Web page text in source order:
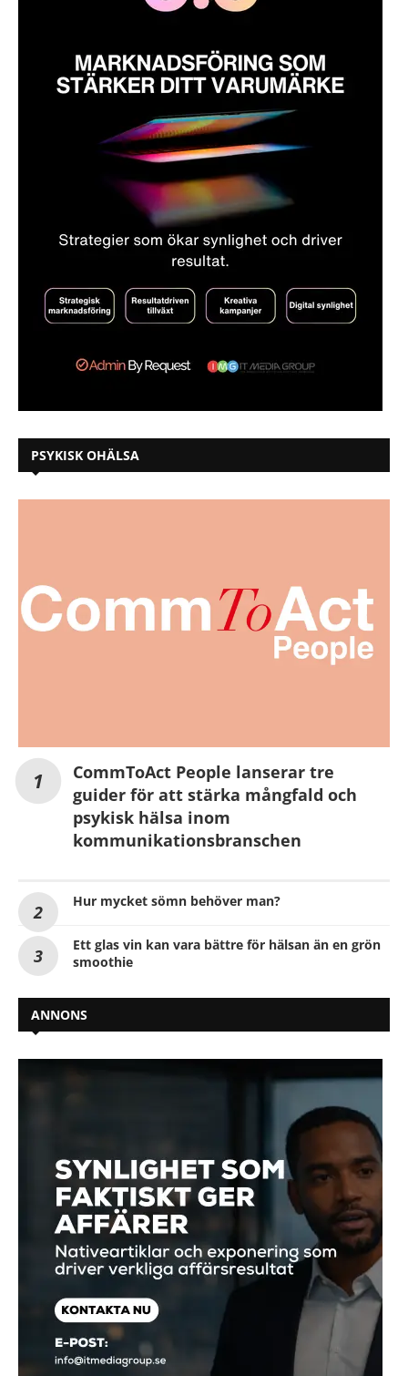
PSYKISK OHÄLSA
CommToAct People lanserar tre
guider för att stärka mångfald och
psykisk hälsa inom
kommunikationsbranschen
Hur mycket sömn behöver man?
Ett glas vin kan vara bättre för hälsan än en grön
smoothie
ANNONS